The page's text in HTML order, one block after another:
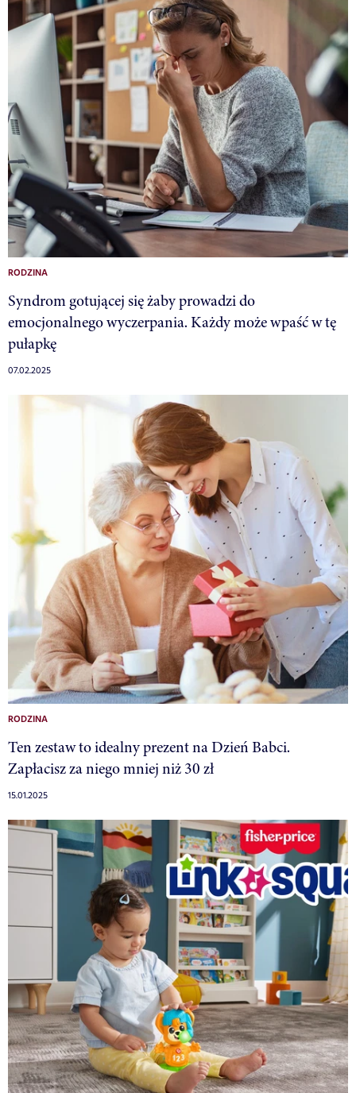
RODZINA
Syndrom gotującej się żaby prowadzi do
emocjonalnego wyczerpania. Każdy może wpaść w tę
pułapkę
07.02.2025
RODZINA
Ten zestaw to idealny prezent na Dzień Babci.
Zapłacisz za niego mniej niż 30 zł
15.01.2025